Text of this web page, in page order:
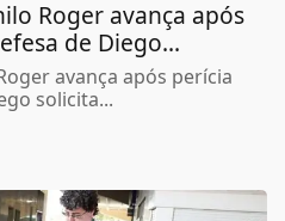
Roger avança após
de Diego...
avança após perícia
solicita...